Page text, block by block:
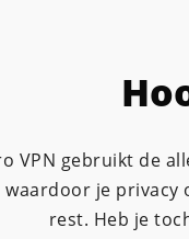
VPN gebruikt de
waardoor je privacy
rest. Heb je